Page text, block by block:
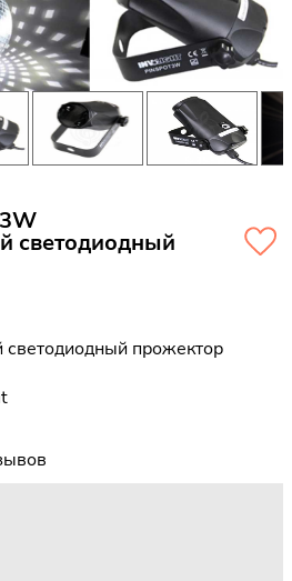
светодиодный
прожектор